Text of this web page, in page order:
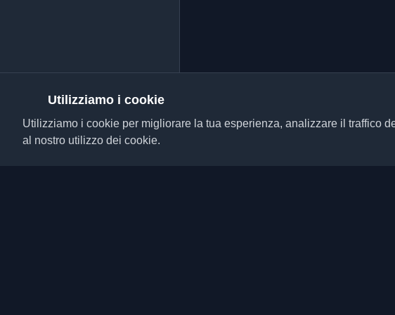
Utilizziamo i cookie
Utilizziamo i cookie per migliorare la tua esperienza, analizzare il traffico
al nostro utilizzo dei cookie.